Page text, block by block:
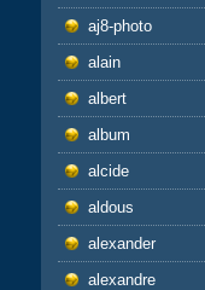
aj8-photo
alain
albert
album
alcide
aldous
alexander
alexandre